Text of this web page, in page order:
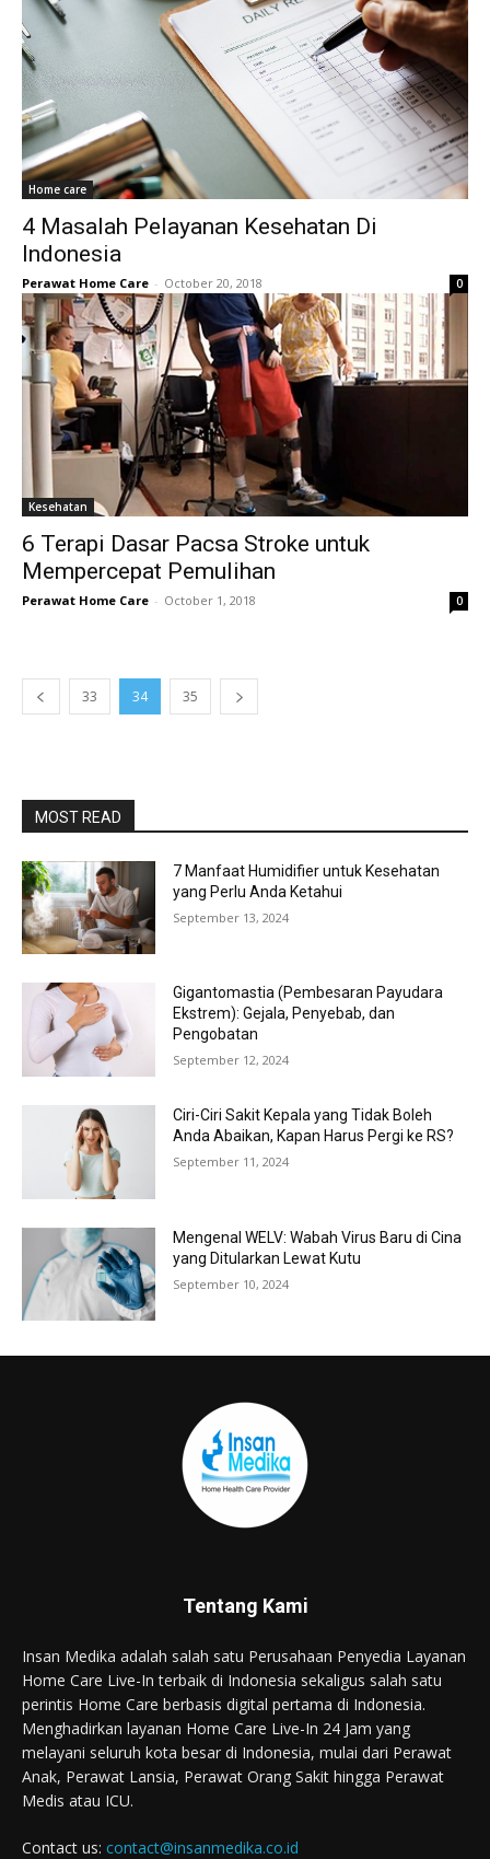
Home care
4 Masalah Pelayanan Kesehatan Di
Indonesia
Perawat Home Care - October 20, 2018 0
Kesehatan
6 Terapi Dasar Pacsa Stroke untuk
Mempercepat Pemulihan
Perawat Home Care - October 1, 2018 0
33 34 35
MOST READ
7 Manfaat Humidifier untuk Kesehatan
yang Perlu Anda Ketahui
September 13, 2024
Gigantomastia (Pembesaran Payudara
Ekstrem): Gejala, Penyebab, dan
Pengobatan
September 12, 2024
Ciri-Ciri Sakit Kepala yang Tidak Boleh
Anda Abaikan, Kapan Harus Pergi ke RS?
September 11, 2024
Mengenal WELV: Wabah Virus Baru di Cina
yang Ditularkan Lewat Kutu
September 10, 2024
Tentang Kami
Insan Medika adalah salah satu Perusahaan Penyedia Layanan
Home Care Live-In terbaik di Indonesia sekaligus salah satu
perintis Home Care berbasis digital pertama di Indonesia.
Menghadirkan layanan Home Care Live-In 24 Jam yang
melayani seluruh kota besar di Indonesia, mulai dari Perawat
Anak, Perawat Lansia, Perawat Orang Sakit hingga Perawat
Medis atau ICU.
Contact us: contact@insanmedika.co.id